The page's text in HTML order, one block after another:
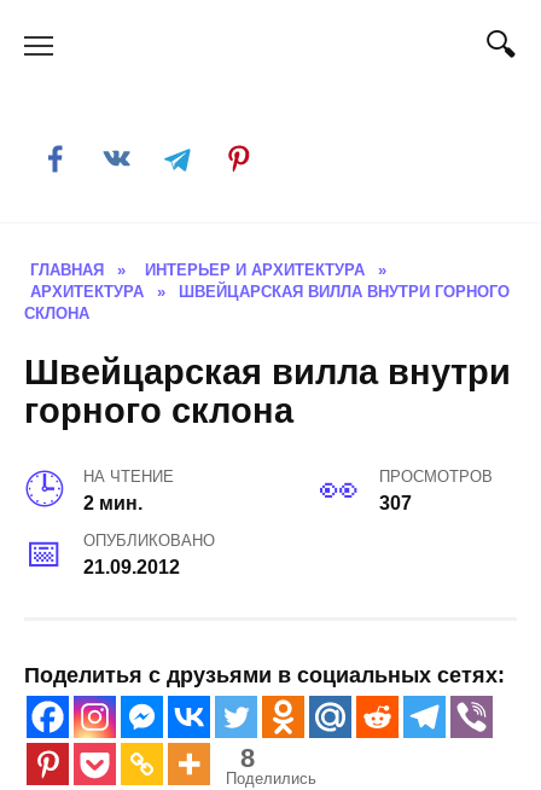
ГЛАВНАЯ » ИНТЕРЬЕР И АРХИТЕКТУРА
»
АРХИТЕКТУРА
»
ШВЕЙЦАРСКАЯ ВИЛЛА ВНУТРИ ГОРНОГО
СКЛОНА
Швейцарская вилла внутри
горного склона
НА ЧТЕНИЕ
2 мин.
ПРОСМОТРОВ
307
ОПУБЛИКОВАНО
21.09.2012
Поделитья с друзьями в социальных сетях:
8
Поделились